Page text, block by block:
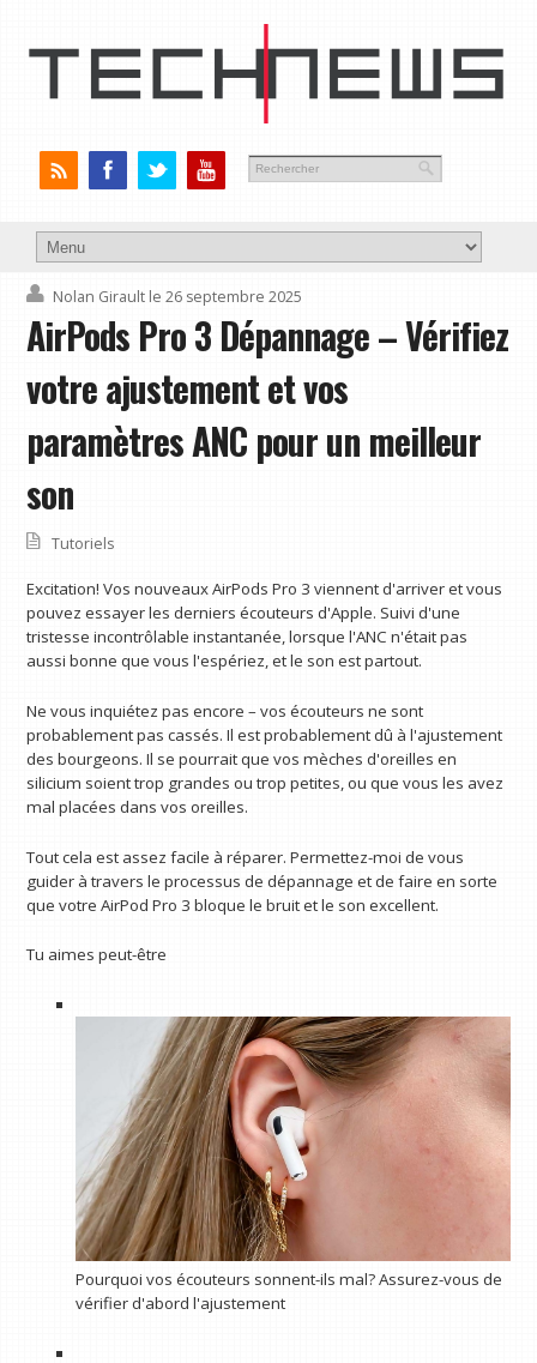
Nolan Girault le 26 septembre 2025
AirPods Pro 3 Dépannage – Vérifiez
votre ajustement et vos
paramètres ANC pour un meilleur
son
Tutoriels
Excitation! Vos nouveaux AirPods Pro 3 viennent d'arriver et vous
pouvez essayer les derniers écouteurs d'Apple. Suivi d'une
tristesse incontrôlable instantanée, lorsque l'ANC n'était pas
aussi bonne que vous l'espériez, et le son est partout.
Ne vous inquiétez pas encore – vos écouteurs ne sont
probablement pas cassés. Il est probablement dû à l'ajustement
des bourgeons. Il se pourrait que vos mèches d'oreilles en
silicium soient trop grandes ou trop petites, ou que vous les avez
mal placées dans vos oreilles.
Tout cela est assez facile à réparer. Permettez-moi de vous
guider à travers le processus de dépannage et de faire en sorte
que votre AirPod Pro 3 bloque le bruit et le son excellent.
Tu aimes peut-être
Pourquoi vos écouteurs sonnent-ils mal? Assurez-vous de
vérifier d'abord l'ajustement